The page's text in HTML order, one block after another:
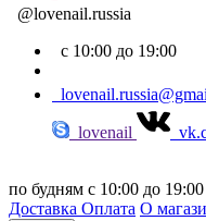
@lovenail.russia
с 10:00 до 19:00
lovenail
по будням с 10:00 до 19:00
Доставка Оплата О